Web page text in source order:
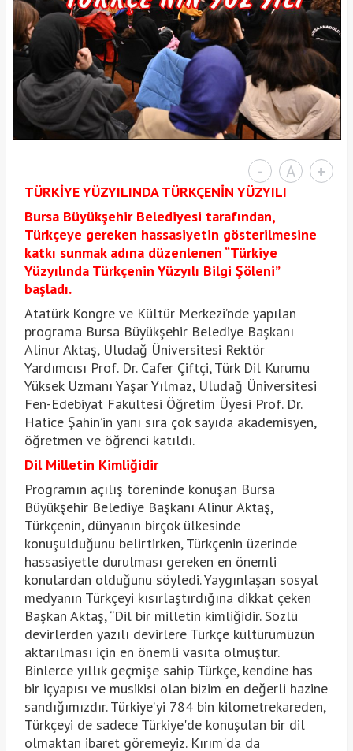
- A +
TÜRKİYE YÜZYILINDA TÜRKÇENİN YÜZYILI
Bursa Büyükşehir Belediyesi tarafından,
Türkçeye gereken hassasiyetin gösterilmesine
katkı sunmak adına düzenlenen “Türkiye
Yüzyılında Türkçenin Yüzyılı Bilgi Şöleni”
başladı.
Atatürk Kongre ve Kültür Merkezi’nde yapılan
programa Bursa Büyükşehir Belediye Başkanı
Alinur Aktaş, Uludağ Üniversitesi Rektör
Yardımcısı Prof. Dr. Cafer Çiftçi, Türk Dil Kurumu
Yüksek Uzmanı Yaşar Yılmaz, Uludağ Üniversitesi
Fen-Edebiyat Fakültesi Öğretim Üyesi Prof. Dr.
Hatice Şahin’in yanı sıra çok sayıda akademisyen,
öğretmen ve öğrenci katıldı.
Dil Milletin Kimliğidir
Programın açılış töreninde konuşan Bursa
Büyükşehir Belediye Başkanı Alinur Aktaş,
Türkçenin, dünyanın birçok ülkesinde
konuşulduğunu belirtirken, Türkçenin üzerinde
hassasiyetle durulması gereken en önemli
konulardan olduğunu söyledi. Yaygınlaşan sosyal
medyanın Türkçeyi kısırlaştırdığına dikkat çeken
Başkan Aktaş, “Dil bir milletin kimliğidir. Sözlü
devirlerden yazılı devirlere Türkçe kültürümüzün
aktarılması için en önemli vasıta olmuştur.
Binlerce yıllık geçmişe sahip Türkçe, kendine has
bir içyapısı ve musikisi olan bizim en değerli hazine
sandığımızdır. Türkiye’yi 784 bin kilometrekareden,
Türkçeyi de sadece Türkiye'de konuşulan bir dil
olmaktan ibaret göremeyiz. Kırım'da da